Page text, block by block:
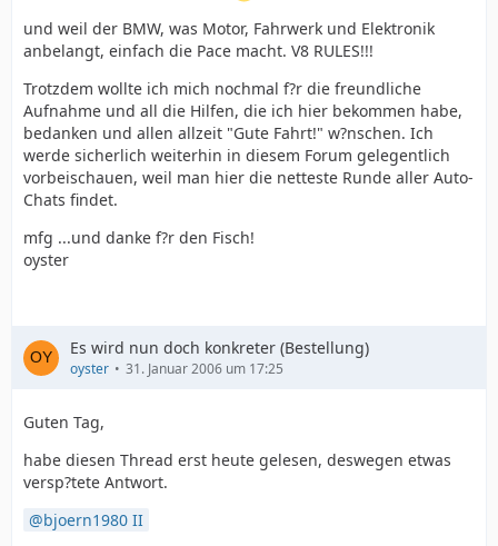
und weil der BMW, was Motor, Fahrwerk und Elektronik
anbelangt, einfach die Pace macht. V8 RULES!!!
Trotzdem wollte ich mich nochmal f?r die freundliche
Aufnahme und all die Hilfen, die ich hier bekommen habe,
bedanken und allen allzeit "Gute Fahrt!" w?nschen. Ich
werde sicherlich weiterhin in diesem Forum gelegentlich
vorbeischauen, weil man hier die netteste Runde aller Auto-
Chats findet.
mfg ...und danke f?r den Fisch!
oyster
Es wird nun doch konkreter (Bestellung)
oyster 31. Januar 2006 um 17:25
Guten Tag,
habe diesen Thread erst heute gelesen, deswegen etwas
versp?tete Antwort.
bjoern1980 II